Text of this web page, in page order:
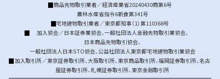
商品先物取引業者／経済産業省20240430商第6号
農林水産省指令6新食第341号
宅地建物取引業者／東京都知事（1）第110368号
加入協会／日本証券業協会、一般社団法人金融先物取引業協会、
日本商品先物取引協会、
一般社団法人日本STO協会、公益社団法人東京都宅地建物取引業協会
加入取引所／東京証券取引所、大阪取引所、 東京商品取引所、福岡証券取引所、名古
屋証券取引所、札幌証券取引所、 東京金融取引所